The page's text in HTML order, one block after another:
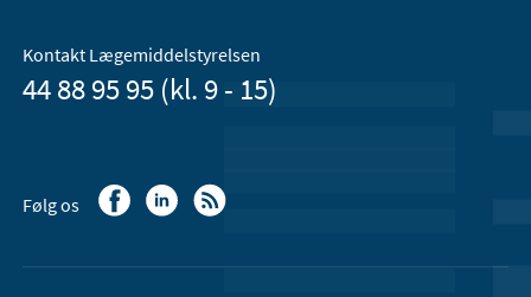
Kontakt Lægemiddelstyrelsen
44 88 95 95 (kl. 9 - 15)
Følg os